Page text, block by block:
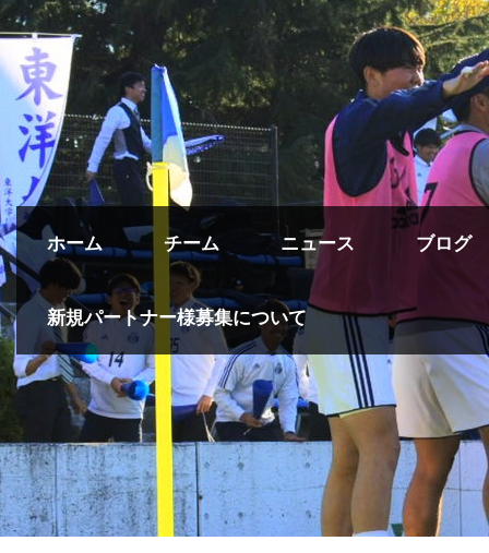
ホーム チーム ニュース ブログ
新規パートナー様募集について